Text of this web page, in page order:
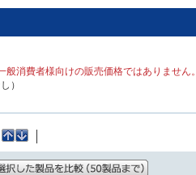
消費者様向けの販売価格ではありません。
）